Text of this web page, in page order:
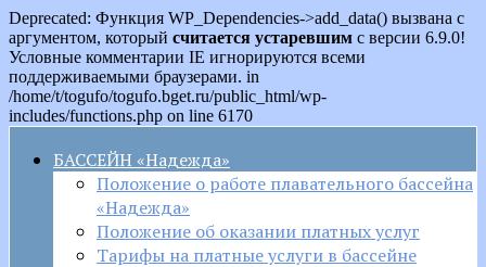
Deprecated: Функция WP_Dependencies->add_data() вызвана с
аргументом, который считается устаревшим с версии 6.9.0!
Условные комментарии IE игнорируются всеми
поддерживаемыми браузерами. in
/home/t/togufo/togufo.bget.ru/public_html/wp-
includes/functions.php on line 6170
БАССЕЙН «Надежда»
Положение о работе плавательного бассейна
«Надежда»
Положение об оказании платных услуг
Тарифы на платные услуги в бассейне